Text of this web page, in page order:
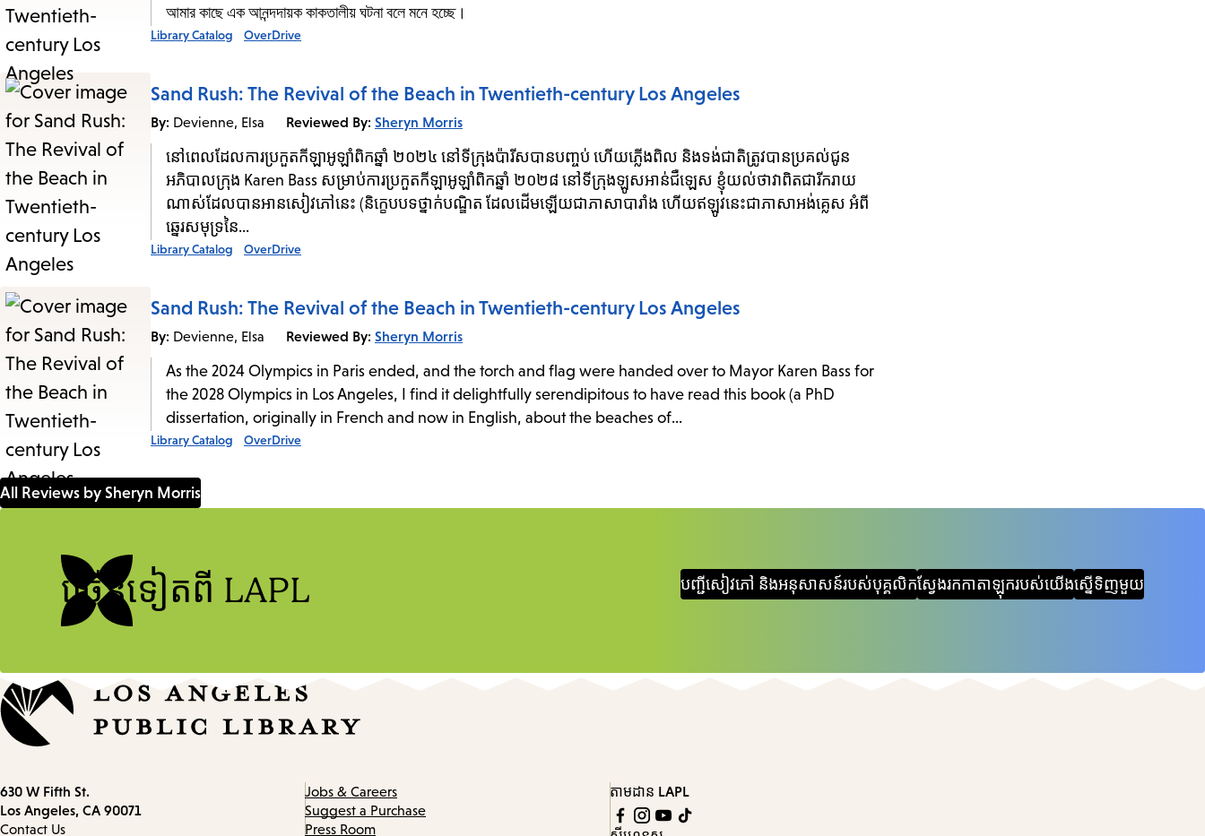
আমার কাছে এক আনন্দদায়ক কাকতালীয় ঘটনা বলে মনে হচ্ছে।
Library Catalog OverDrive
Sand Rush: The Revival of the Beach in Twentieth-century Los Angeles
By: Devienne, Elsa Reviewed By: Sheryn Morris
នៅពេលដែលការប្រកួតកីឡាអូឡាំពិកឆ្នាំ ២០២៤ នៅទីក្រុងប៉ារីសបានបញ្ចប់ ហើយភ្លើងពិល និងទង់ជាតិត្រូវបានប្រគល់ជូន
អភិបាលក្រុង Karen Bass សម្រាប់ការប្រកួតកីឡាអូឡាំពិកឆ្នាំ ២០២៨ នៅទីក្រុងឡូសអាន់ជឺឡេស ខ្ញុំយល់ថាវាពិតជារីករាយ
ណាស់ដែលបានអានសៀវភៅនេះ (និក្ខេបបទថ្នាក់បណ្ឌិត ដែលដើមឡើយជាភាសាបារាំង ហើយឥឡូវនេះជាភាសាអង់គ្លេស អំពី
ឆ្នេរសមុទ្រនៃ...
Library Catalog OverDrive
Sand Rush: The Revival of the Beach in Twentieth-century Los Angeles
By: Devienne, Elsa Reviewed By: Sheryn Morris
As the 2024 Olympics in Paris ended, and the torch and flag were handed over to Mayor Karen Bass for
the 2028 Olympics in Los Angeles, I find it delightfully serendipitous to have read this book (a PhD
dissertation, originally in French and now in English, about the beaches of...
Library Catalog OverDrive
All Reviews by Sheryn Morris
ច្រើនទៀតពី LAPL បញ្ជីសៀវភៅ និងអនុសាសន៍របស់បុគ្គលិកស្វែងរកកាតាឡុករបស់យើងស្នើទិញមួយ
Contact
information
630 W Fifth St.
Los Angeles, CA 90071
Contact Us
Jobs & Careers
Suggest a Purchase
Press Room
តាមដាន LAPL